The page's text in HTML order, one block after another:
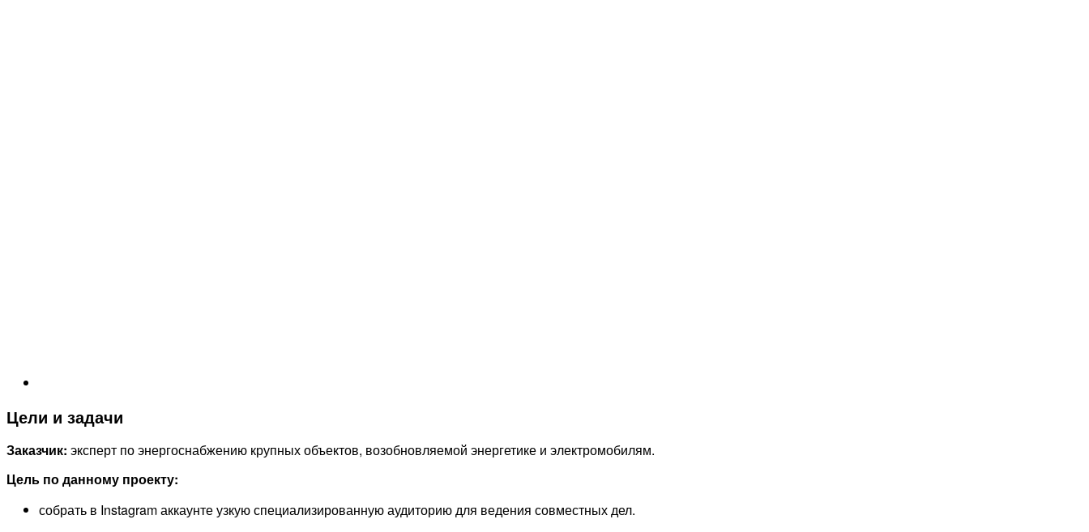
Цели и задачи
Заказчик: эксперт по энергоснабжению крупных объектов, возобновляемой энергетике и электромобилям.
Цель по данному проекту:
собрать в Instagram аккаунте узкую специализированную аудиторию для ведения совместных дел.